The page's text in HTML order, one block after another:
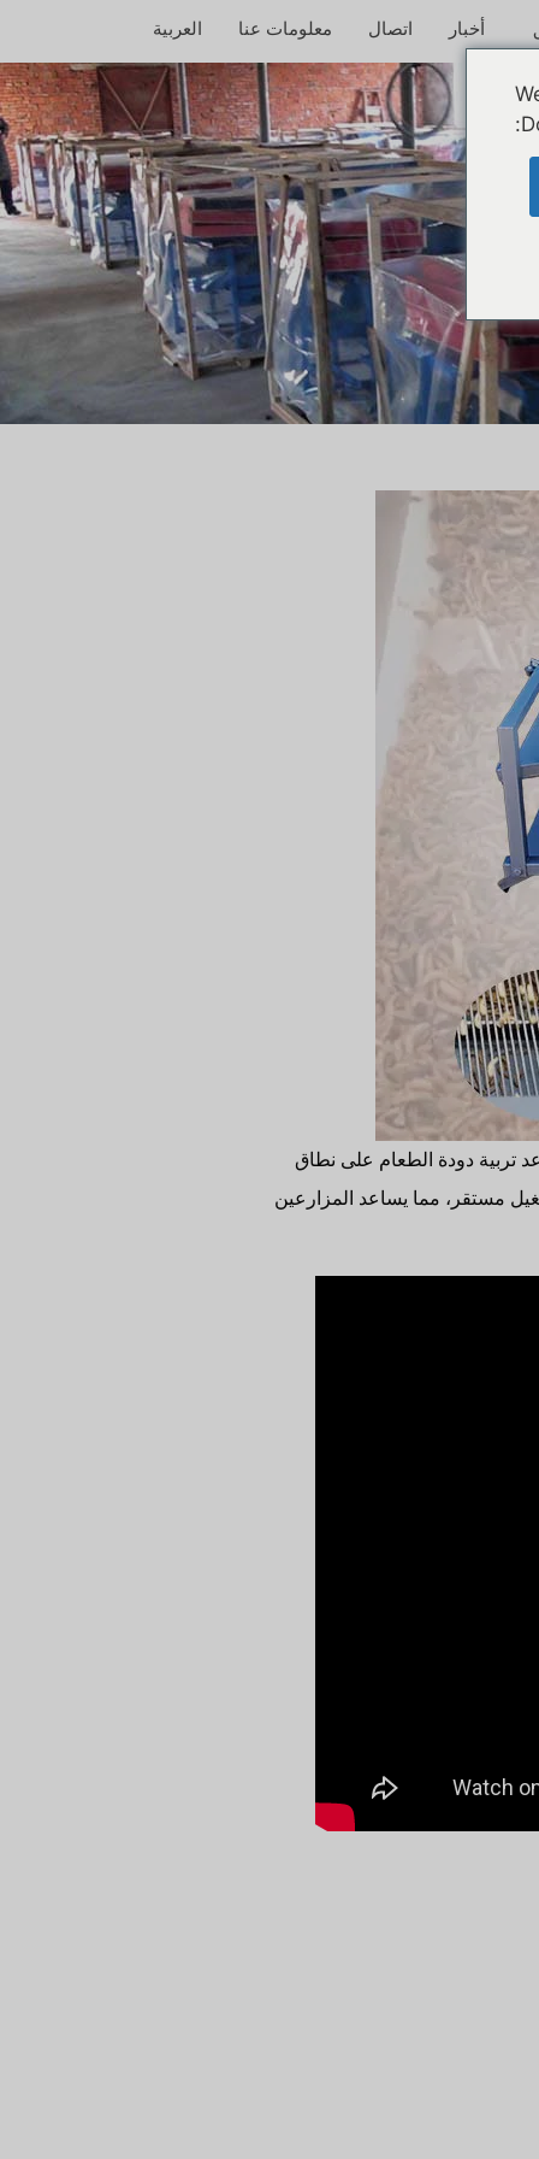
أخبار اتصال معلومات عنا العربية
دودة الطعام على نطاق
دقة فرز عالية (99%)، ضرر منخفض، وتشغيل مستقر، مما يساعد المزارعين